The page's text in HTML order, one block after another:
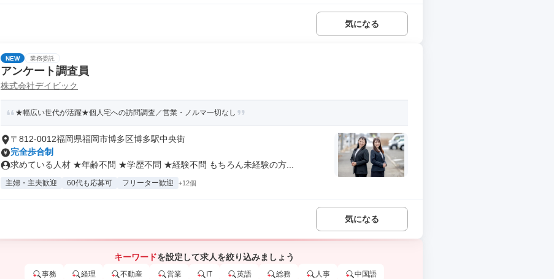
気になる
NEW 業務委託
アンケート調査員
株式会社デイビック
★幅広い世代が活躍★個人宅への訪問調査／営業・ノルマ一切なし
〒812-0012福岡県福岡市博多区博多駅中央街
完全歩合制
求めている人材 ★年齢不問 ★学歴不問 ★経験不問 もちろん未経験の方...
主婦・主夫歓迎 60代も応募可 フリーター歓迎 +12個
気になる
キーワードを設定して求人を絞り込みましょう
事務 経理 不動産 営業 IT 英語 総務 人事 中国語